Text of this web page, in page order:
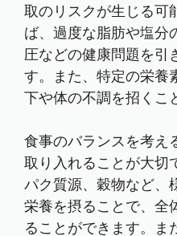
取のリスクが生じる可
ば、過度な脂肪や塩分
圧などの健康問題を引
す。また、特定の栄養
下や体の不調を招くこ
食事のバランスを考え
取り入れることが大切
パク質源、穀物など、
栄養を摂ることで、全
ることができます。ま